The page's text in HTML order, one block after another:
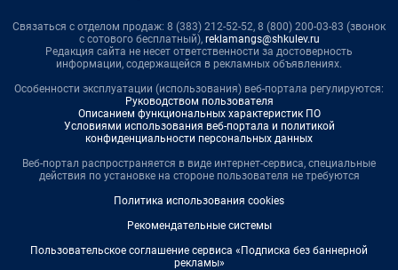
Связаться с отделом продаж: 8 (383) 212-52-52, 8 (800) 200-03-83 (звонок
с сотового бесплатный), reklamangs@shkulev.ru
Редакция сайта не несет ответственности за достоверность
информации, содержащейся в рекламных объявлениях.
Особенности эксплуатации (использования) веб-портала регулируются:
Руководством пользователя
Описанием функциональных характеристик ПО
Условиями использования веб-портала и политикой
конфиденциальности персональных данных
Веб-портал распространяется в виде интернет-сервиса, специальные
действия по установке на стороне пользователя не требуются
Политика использования cookies
Рекомендательные системы
Пользовательское соглашение сервиса «Подписка без баннерной
рекламы»